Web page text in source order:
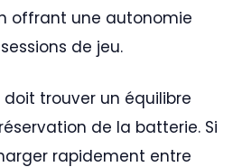
offrant une autonomie
de jeu.
trouver un équilibre
de la batterie. Si
rapidement entre